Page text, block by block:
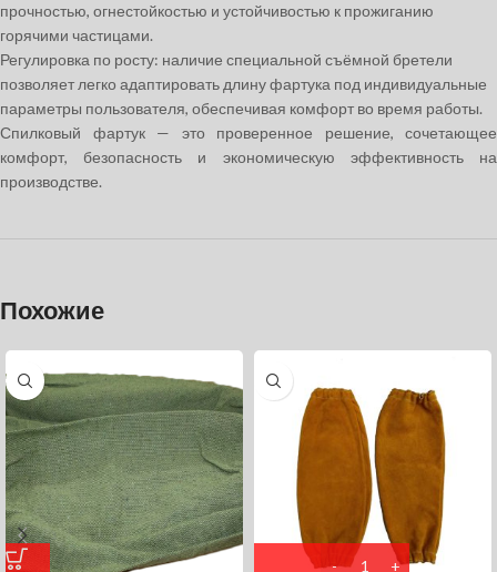
прочностью, огнестойкостью и устойчивостью к прожиганию
горячими частицами.
Регулировка по росту: наличие специальной съёмной бретели
позволяет легко адаптировать длину фартука под индивидуальные
параметры пользователя, обеспечивая комфорт во время работы.
Спилковый фартук — это проверенное решение, сочетающее
комфорт, безопасность и экономическую эффективность на
производстве.
Похожие